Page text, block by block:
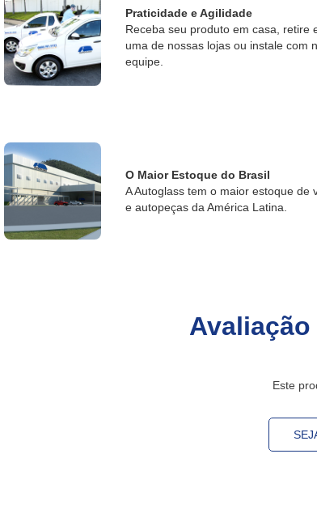
Praticidade e Agilidade
Receba seu produto em casa, retire
uma de nossas lojas ou instale com
equipe.
O Maior Estoque do Brasil
A Autoglass tem o maior estoque de
e autopeças da América Latina.
Este